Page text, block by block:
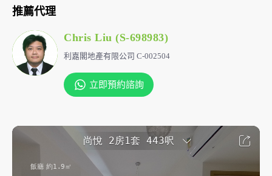
推薦代理
Chris Liu (S-698983)
利嘉閣地產有限公司 C-002504
立即預約諮詢